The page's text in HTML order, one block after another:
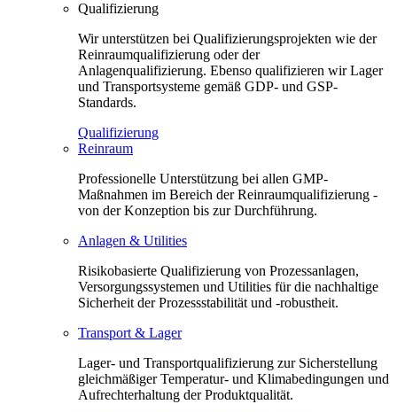
Qualifizierung
Wir unterstützen bei Qualifizierungsprojekten wie der
Reinraumqualifizierung oder der
Anlagenqualifizierung. Ebenso qualifizieren wir Lager
und Transportsysteme gemäß GDP- und GSP-
Standards.
Qualifizierung
Reinraum
Professionelle Unterstützung bei allen GMP-
Maßnahmen im Bereich der Reinraumqualifizierung -
von der Konzeption bis zur Durchführung.
Anlagen & Utilities
Risikobasierte Qualifizierung von Prozessanlagen,
Versorgungssystemen und Utilities für die nachhaltige
Sicherheit der Prozessstabilität und -robustheit.
Transport & Lager
Lager- und Transportqualifizierung zur Sicherstellung
gleichmäßiger Temperatur- und Klimabedingungen und
Aufrechterhaltung der Produktqualität.